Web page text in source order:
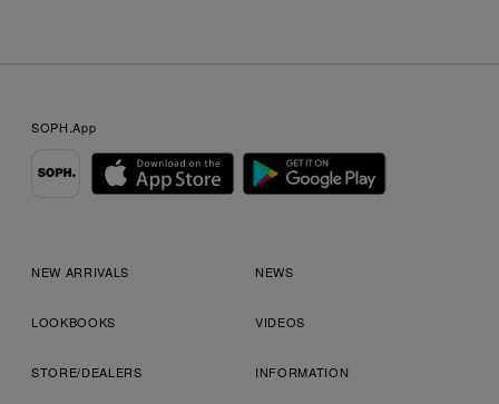
SOPH.App
NEW ARRIVALS NEWS
LOOKBOOKS VIDEOS
STORE/DEALERS INFORMATION